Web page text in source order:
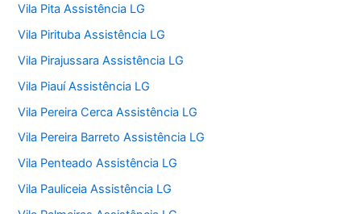
Vila Pita Assistência LG
Vila Pirituba Assistência LG
Vila Pirajussara Assistência LG
Vila Piauí Assistência LG
Vila Pereira Cerca Assistência LG
Vila Pereira Barreto Assistência LG
Vila Penteado Assistência LG
Vila Pauliceia Assistência LG